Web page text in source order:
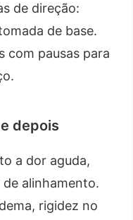
de direção:
de base.
com pausas para
depois
a dor aguda,
alinhamento.
rigidez no